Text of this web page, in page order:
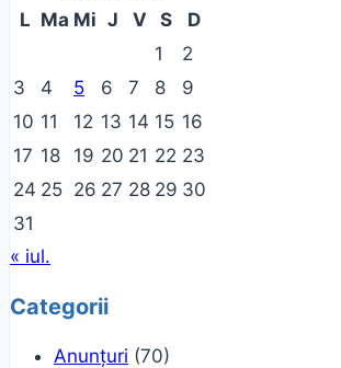
L Ma Mi J V S
D
1
2
3
4 5 6 7 8
9
10 11 12 13 14 15 16
17 18 19 20 21 22 23
24 25 26 27 28 29 30
31
« iul.
Categorii
Anunțuri (70)